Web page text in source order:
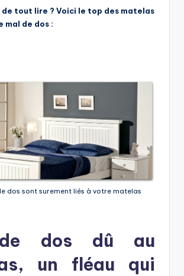
de tout lire ? Voici le top des matelas
mal de dos :
dos sont surement liés à votre matelas
dos dû au
un fléau qui